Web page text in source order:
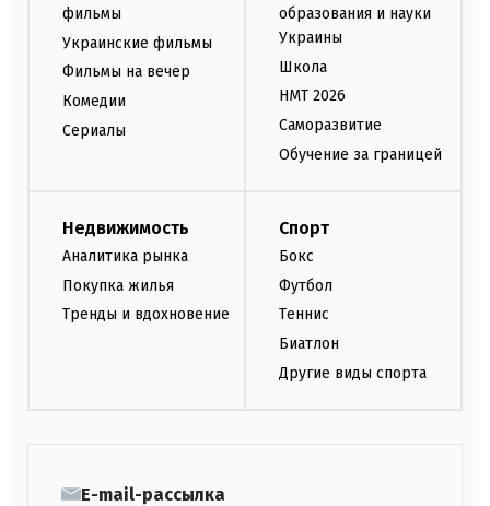
фильмы
Украинские фильмы
Фильмы на вечер
Комедии
Сериалы
образования и науки
Украины
Школа
НМТ 2026
Саморазвитие
Обучение за границей
Недвижимость
Аналитика рынка
Покупка жилья
Тренды и вдохновение
Спорт
Бокс
Футбол
Теннис
Биатлон
Другие виды спорта
E-mail-рассылка